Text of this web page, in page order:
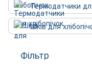
Термодатчики
Шків для
Фільтр